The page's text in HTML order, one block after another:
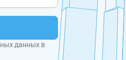
данных в